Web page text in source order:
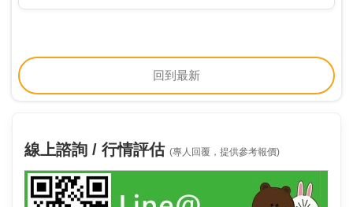
則有富利康科技（6837）、金鼎科技（ …
回到最新
線上諮詢 / 行情評估 (專人回覆，提供參考報價)